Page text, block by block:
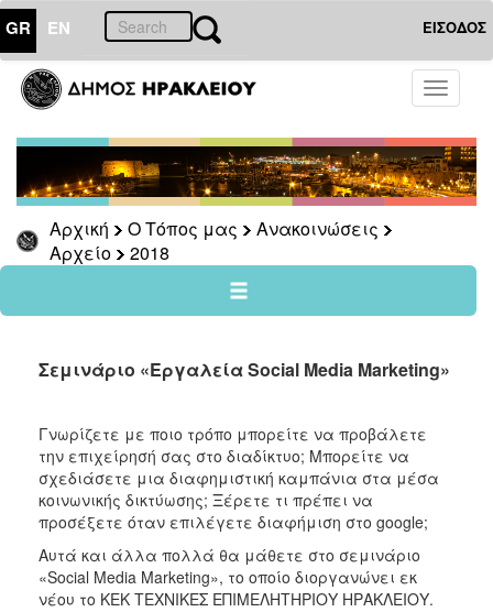
GR EN ΕΙΣΟΔΟΣ
Toggle
Αρχική Ο Τόπος μας
Ανακοινώσεις
Αρχείο
2018
ΤΟΠΟΣ
ΜΑΣ
Ανακοινώσεις
Αρχείο
2026
2025
2020
2019
2018
2017
2016
2015
Σεμινάριο «Εργαλεία Social Media Marketing»
Γνωρίζετε με ποιο τρόπο μπορείτε να προβάλετε
την επιχείρησή σας στο διαδίκτυο; Μπορείτε να
σχεδιάσετε μια διαφημιστική καμπάνια στα μέσα
κοινωνικής δικτύωσης; Ξέρετε τι πρέπει να
προσέξετε όταν επιλέγετε διαφήμιση στο google;
Αυτά και άλλα πολλά θα μάθετε στο σεμινάριο
«Social Media Marketing», το οποίο διοργανώνει εκ
νέου το ΚΕΚ ΤΕΧΝΙΚΕΣ ΕΠΙΜΕΛΗΤΗΡΙΟΥ ΗΡΑΚΛΕΙΟΥ.